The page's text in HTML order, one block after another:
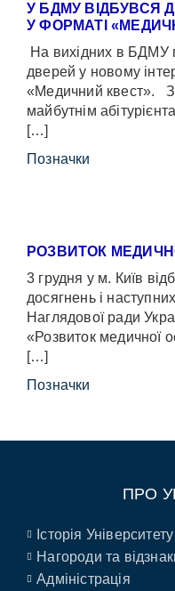
У БДМУ ВІДБУВСЯ
У ФОРМАТІ
На вихідних в БДМУ
дверей у новому
«Медичний квест».
майбутнім
[…]
Позначки
РОЗВИТОК
3 грудня у м. Київ
досягнень і
Наглядової ради
«Розвиток медичної
[…]
Позначки
ПРО
Історія Університету
Нагороди та
Адміністрація